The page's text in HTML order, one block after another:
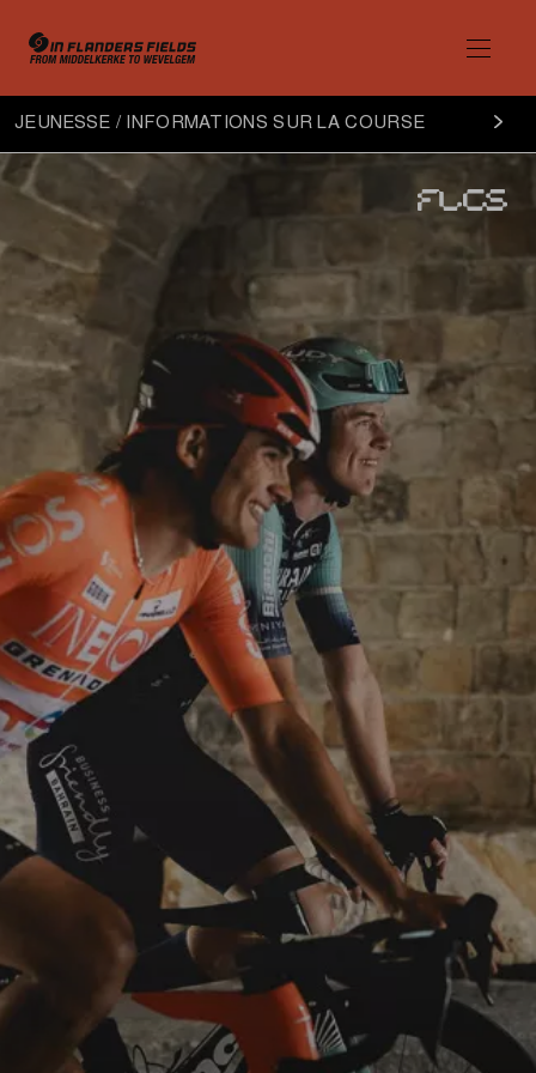
Jeunesse
informations
sur
la
course
JEUNESSE / INFORMATIONS SUR LA COURSE